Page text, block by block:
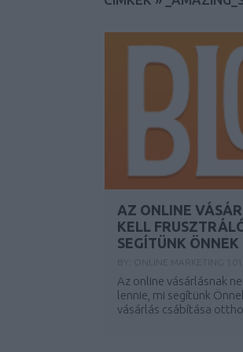
AZ ONLINE
KELL
SEGÍTÜNK ÖNNEK
Az online vásárlásnak
lennie, mi segítünk
vásárlás csábítása